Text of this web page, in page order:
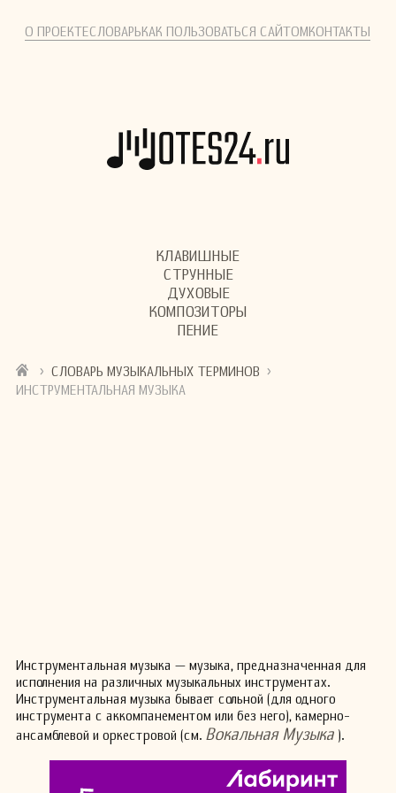
О ПРОЕКТЕСЛОВАРЬКАК ПОЛЬЗОВАТЬСЯ САЙТОМКОНТАКТЫ
КЛАВИШНЫЕ
СТРУННЫЕ
ДУХОВЫЕ
КОМПОЗИТОРЫ
ПЕНИЕ
› СЛОВАРЬ МУЗЫКАЛЬНЫХ ТЕРМИНОВ ›
ИНСТРУМЕНТАЛЬНАЯ МУЗЫКА
Инструментальная музыка — музыка, предназначенная для
исполнения на различных музыкальных инструментах.
Инструментальная музыка бывает сольной (для одного
инструмента с аккомпанементом или без него), камерно-
ансамблевой и оркестровой (см. Вокальная Музыка ).